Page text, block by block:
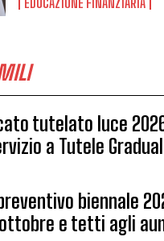
tutelato luce
a Tutele
biennale
e tetti agli